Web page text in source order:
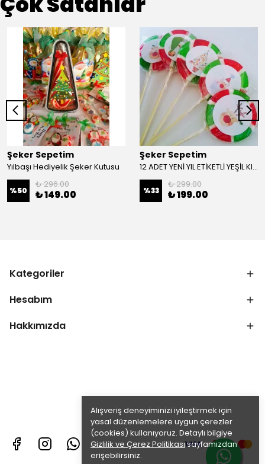
Alışveriş deneyiminizi iyileştirmek için
yasal düzenlemelere uygun çerezler
(cookies) kullanıyoruz. Detaylı bilgiye
Gizlilik ve Çerez Politikasısayfamızdan
erişebilirsiniz.
Çok Satanlar
Şeker Sepetim
Yılbaşı Hediyelik Şeker Kutusu
%50
₺ 296.00
₺ 149.00
Şeker Sepetim
12 ADET YENİ YIL ETİKETLİ YEŞİL KIRMIZI BEYAZ DİLİM LOLLY LOLİPOP ŞEKER YY20
%33
₺ 299.00
₺ 199.00
Kategoriler
Hesabım
Hakkımızda